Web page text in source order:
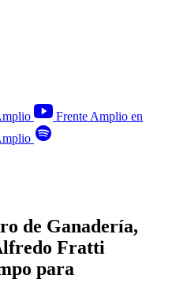
Frente Amplio en
de Ganadería,
Fratti
para